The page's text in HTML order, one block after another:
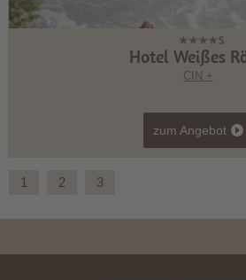
Hotel Weißes
CIN +
zum Angebot
1 2 3